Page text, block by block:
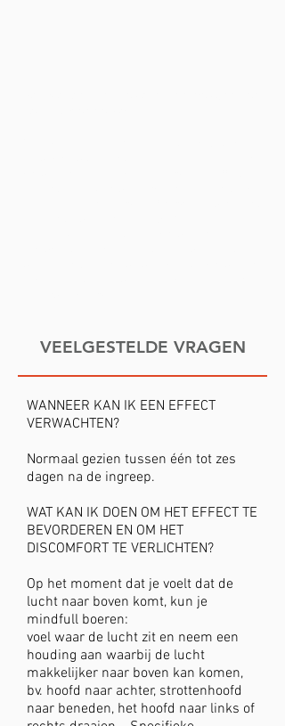
VEELGESTELDE VRAGEN
WANNEER KAN IK EEN EFFECT
VERWACHTEN?
Normaal gezien tussen één tot zes
dagen na de ingreep.
WAT KAN IK DOEN OM HET EFFECT TE
BEVORDEREN EN OM HET
DISCOMFORT TE VERLICHTEN?
Op het moment dat je voelt dat de
lucht naar boven komt, kun je
mindfull boeren:
voel waar de lucht zit en neem een
houding aan waarbij de lucht
makkelijker naar boven kan komen,
bv. hoofd naar achter, strottenhoofd
naar beneden, het hoofd naar links of